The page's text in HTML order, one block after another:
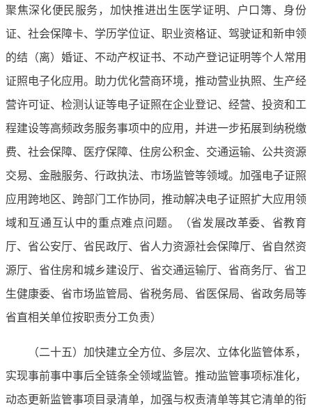
聚焦深化便民服务，加快推进出生医学证明、户口簿、身份
证、社会保障卡、学历学位证、职业资格证、驾驶证和新申领
的结（离）婚证、不动产权证书、不动产登记证明等个人常用
证照电子化应用。助力优化营商环境，推动营业执照、生产经
营许可证、检测认证等电子证照在企业登记、经营、投资和工
程建设等高频政务服务事项中的应用，并进一步拓展到纳税缴
费、社会保障、医疗保障、住房公积金、交通运输、公共资源
交易、金融服务、行政执法、市场监管等领域。加强电子证照
应用跨地区、跨部门工作协同，推动解决电子证照扩大应用领
域和互通互认中的重点难点问题。（省发展改革委、省教育
厅、省公安厅、省民政厅、省人力资源社会保障厅、省自然资
源厅、省住房和城乡建设厅、省交通运输厅、省商务厅、省卫
生健康委、省市场监管局、省税务局、省医保局、省政务局等
省直相关单位按职责分工负责）
（二十五）加快建立全方位、多层次、立体化监管体系，
实现事前事中事后全链条全领域监管。推动监管事项标准化，
动态更新监管事项目录清单，加强与权责清单等其它清单的衔